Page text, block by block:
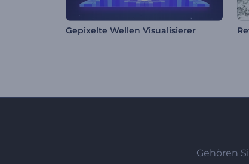
Gepixelte Wellen Visualisierer
Gehören